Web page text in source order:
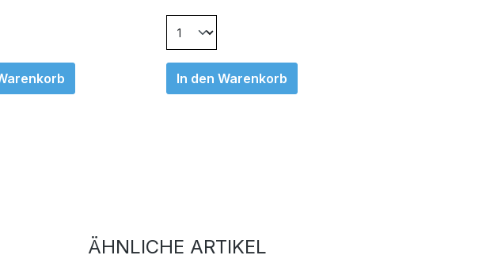
In den Warenkorb
ÄHNLICHE ARTIKEL